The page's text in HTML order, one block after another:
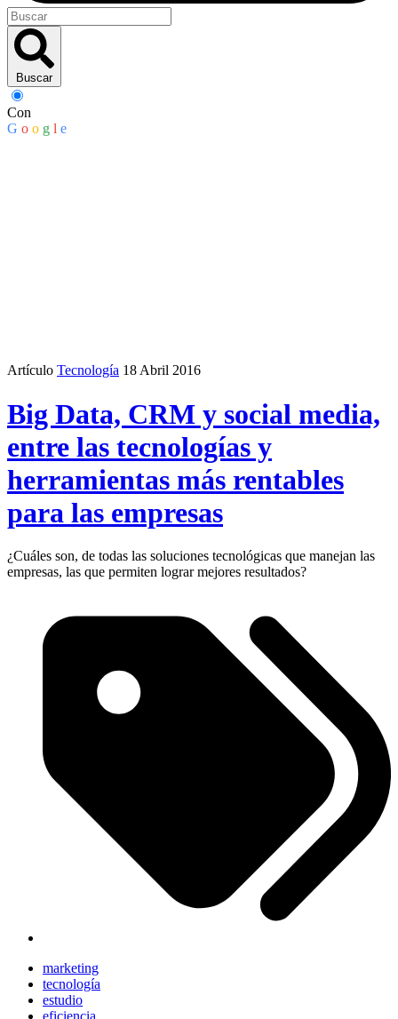
Buscar
Con
G o o g l e
Artículo Tecnología 18 Abril 2016
Big Data, CRM y social media,
entre las tecnologías y
herramientas más rentables
para las empresas
¿Cuáles son, de todas las soluciones tecnológicas que manejan las
empresas, las que permiten lograr mejores resultados?
marketing
tecnología
estudio
eficiencia